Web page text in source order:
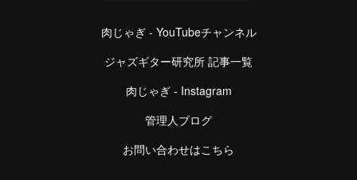
肉じゃぎ - YouTubeチャンネル
ジャズギター研究所 記事一覧
肉じゃぎ - Instagram
管理人ブログ
お問い合わせはこちら